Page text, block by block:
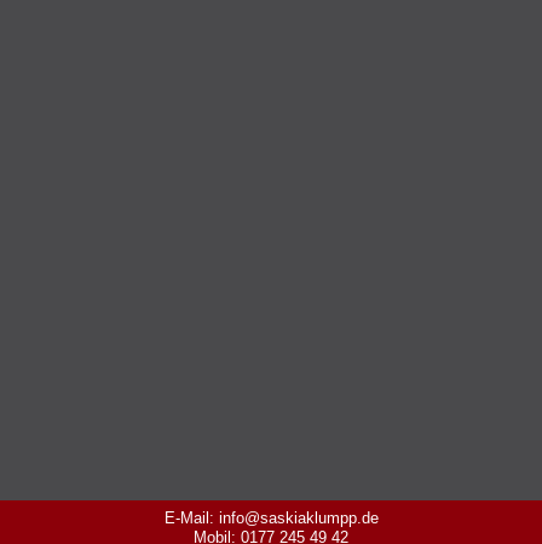
E-Mail: info@saskiaklumpp.de
Mobil: 0177 245 49 42